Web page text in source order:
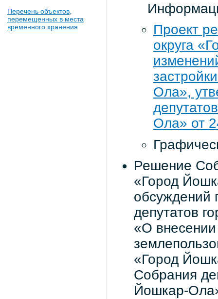
Перечень объектов,
перемещенных в места
временного хранения
Проект
округа
Ола»,
Ола» от
Решение
«Город
обсуждений
депутатов
«О
«Город
Собрания
Йошкар-